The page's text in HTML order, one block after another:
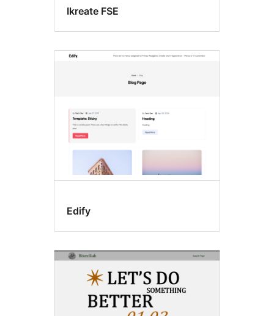
Ikreate FSE
Edify